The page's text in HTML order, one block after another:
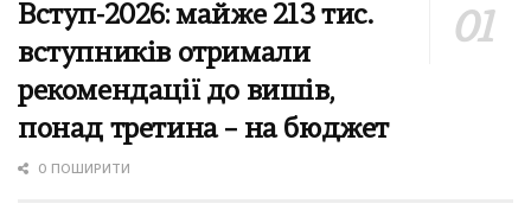
Вступ-2026: майже 213 тис.
вступників отримали
рекомендації до вишів,
понад третина – на бюджет
0 ПОШИРИТИ